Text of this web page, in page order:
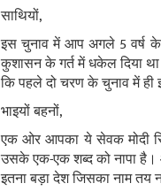
साथियों,
इस चुनाव में आप अगले 5 वर्ष के
कुशासन के गर्त में धकेल दिया
कि पहले दो चरण के चुनाव में ही
भाइयों बहनों,
एक ओर आपका ये सेवक मोदी
उसके एक-एक शब्द को नापा है।
इतना बड़ा देश जिसका नाम तय